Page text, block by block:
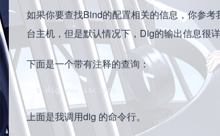
如果你要查找Bind的配置相关的信息，你参
台主机，但是默认情况下，Dig的输出信息很
下面是一个带有注释的查询：
  $ dig www.isc.org
上面是我调用dig 的命令行。